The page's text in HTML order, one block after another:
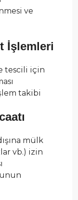
ve
İşlemleri
tescili için
takibi
mülk
vb.) izin